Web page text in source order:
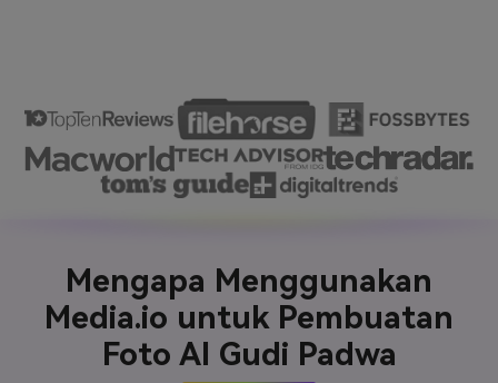
Mengapa Menggunakan
Media.io untuk Pembuatan
Foto AI Gudi Padwa